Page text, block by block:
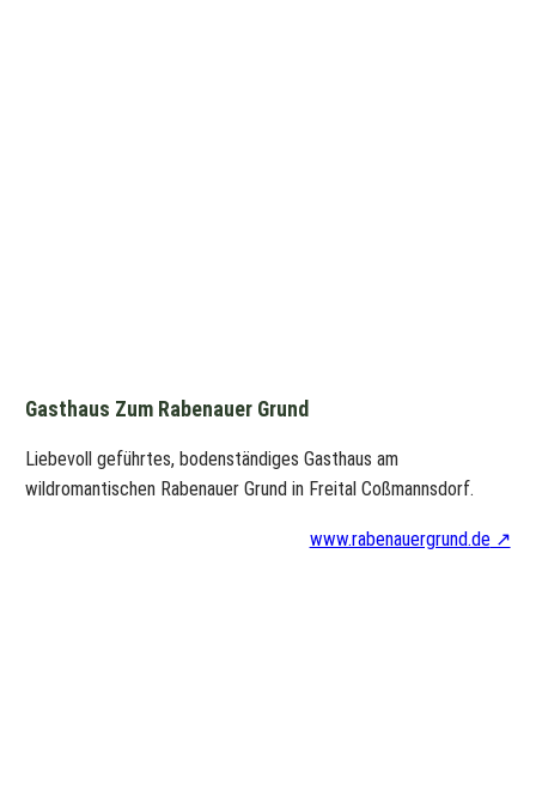
Gasthaus Zum Rabenauer Grund
Liebevoll geführtes, bodenständiges Gasthaus am
wildromantischen Rabenauer Grund in Freital Coßmannsdorf.
www.rabenauergrund.de